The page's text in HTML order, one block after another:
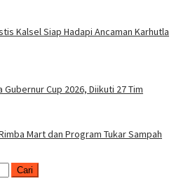
Kalsel Siap Hadapi Ancaman Karhutla
Gubernur Cup 2026, Diikuti 27 Tim
Mart dan Program Tukar Sampah